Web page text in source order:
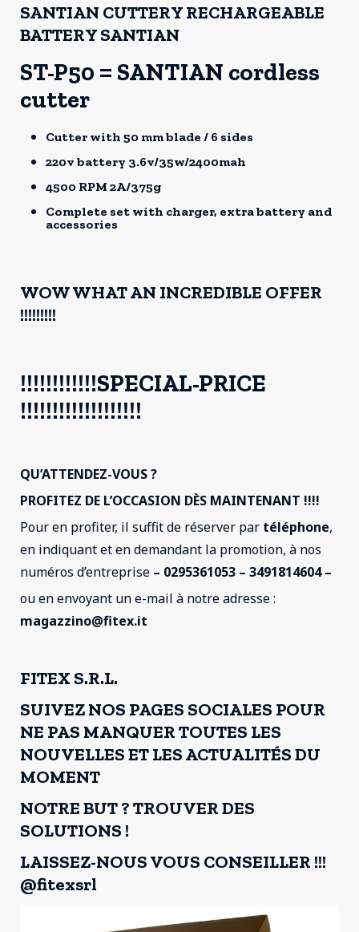
SANTIAN CUTTERY RECHARGEABLE
BATTERY SANTIAN
ST-P50 = SANTIAN cordless
cutter
Cutter with 50 mm blade / 6 sides
220v battery 3.6v/35w/2400mah
4500 RPM 2A/375g
Complete set with charger, extra battery and
accessories
WOW WHAT AN INCREDIBLE OFFER
!!!!!!!!!
!!!!!!!!!!!!SPECIAL-PRICE
!!!!!!!!!!!!!!!!!!!
QU’ATTENDEZ-VOUS ?
PROFITEZ DE L’OCCASION DÈS MAINTENANT !!!!
Pour en profiter, il suffit de réserver par téléphone,
en indiquant et en demandant la promotion, à nos
numéros d’entreprise – 0295361053 – 3491814604 –
ou en envoyant un e-mail à notre adresse :
magazzino@fitex.it
FITEX S.R.L.
SUIVEZ NOS PAGES SOCIALES POUR
NE PAS MANQUER TOUTES LES
NOUVELLES ET LES ACTUALITÉS DU
MOMENT
NOTRE BUT ? TROUVER DES
SOLUTIONS !
LAISSEZ-NOUS VOUS CONSEILLER !!!
@fitexsrl